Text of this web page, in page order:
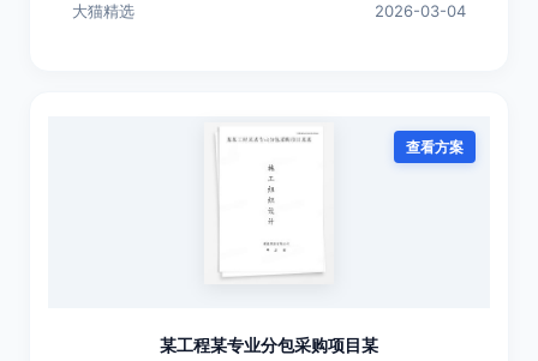
大猫精选 2026-03-04
查看方案
某工程某专业分包采购项目某